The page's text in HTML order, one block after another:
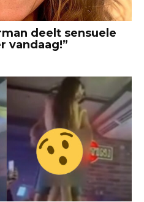
deelt sensuele
vandaag!”